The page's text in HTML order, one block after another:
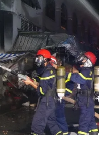
lở nghiêm trọng